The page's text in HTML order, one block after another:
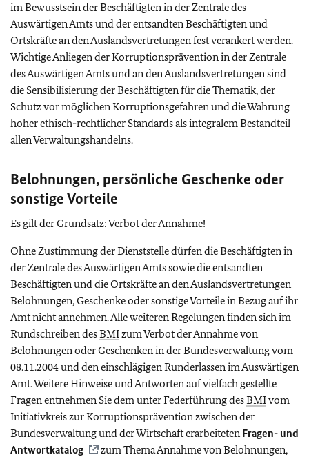
im Bewusstsein der Beschäftigten in der Zentrale des
Auswärtigen Amts und der entsandten Beschäftigten und
Ortskräfte an den Auslandsvertretungen fest verankert werden.
Wichtige Anliegen der Korruptionsprävention in der Zentrale
des Auswärtigen Amts und an den Auslandsvertretungen sind
die Sensibilisierung der Beschäftigten für die Thematik, der
Schutz vor möglichen Korruptionsgefahren und die Wahrung
hoher ethisch-rechtlicher Standards als integralem Bestandteil
allen Verwaltungshandelns.
Belohnungen, persönliche Geschenke oder
sonstige Vorteile
Es gilt der Grundsatz: Verbot der Annahme!
Ohne Zustimmung der Dienststelle dürfen die Beschäftigten in
der Zentrale des Auswärtigen Amts sowie die entsandten
Beschäftigten und die Ortskräfte an den Auslandsvertretungen
Belohnungen, Geschenke oder sonstige Vorteile in Bezug auf ihr
Amt nicht annehmen. Alle weiteren Regelungen finden sich im
Rundschreiben desBMIzum Verbot der Annahme von
Belohnungen oder Geschenken in der Bundesverwaltung vom
08.11.2004 und den einschlägigen Runderlassen im Auswärtigen
Amt. Weitere Hinweise und Antworten auf vielfach gestellte
Fragen entnehmen Sie dem unter Federführung desBMIvom
Initiativkreis zur Korruptionsprävention zwischen der
Bundesverwaltung und der Wirtschaft erarbeiteten Fragen- und
Antwortkatalog
zum Thema Annahme von Belohnungen,